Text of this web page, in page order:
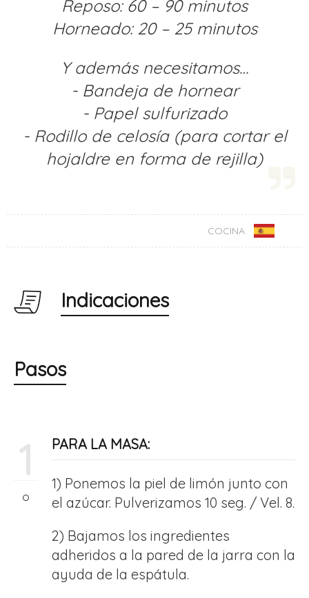
Reposo: 60 – 90 minutos
Horneado: 20 – 25 minutos
Y además necesitamos…
- Bandeja de hornear
- Papel sulfurizado
- Rodillo de celosía (para cortar el
hojaldre en forma de rejilla)
COCINA:
Indicaciones
Pasos
1 PARA LA MASA:
1) Ponemos la piel de limón junto con
el azúcar. Pulverizamos 10 seg. / Vel. 8.
2) Bajamos los ingredientes
adheridos a la pared de la jarra con la
ayuda de la espátula.